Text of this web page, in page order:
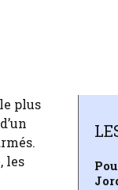
plus
les